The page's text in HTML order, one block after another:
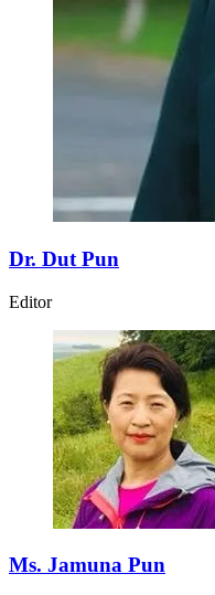
Dr. Dut Pun
Editor
Ms. Jamuna Pun